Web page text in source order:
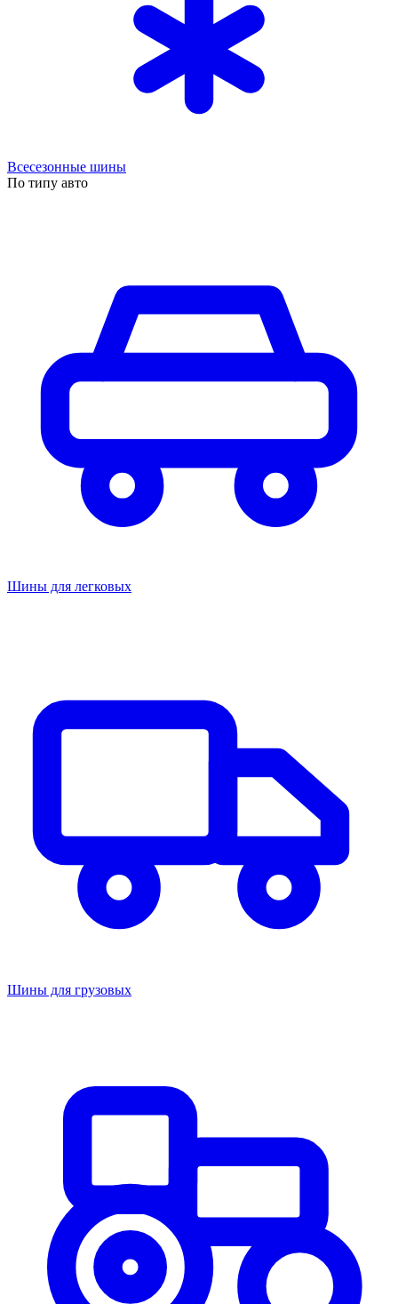
Всесезонные шины
По типу авто
Шины для легковых
Шины для грузовых